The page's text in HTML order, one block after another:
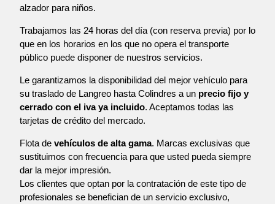
alzador para niños.
Trabajamos las 24 horas del día (con reserva previa) por lo
que en los horarios en los que no opera el transporte
público puede disponer de nuestros servicios.
Le garantizamos la disponibilidad del mejor vehículo para
su traslado de Langreo hasta Colindres a un precio fijo y
cerrado con el iva ya incluido. Aceptamos todas las
tarjetas de crédito del mercado.
Flota de vehículos de alta gama. Marcas exclusivas que
sustituimos con frecuencia para que usted pueda siempre
dar la mejor impresión.
Los clientes que optan por la contratación de este tipo de
profesionales se benefician de un servicio exclusivo,